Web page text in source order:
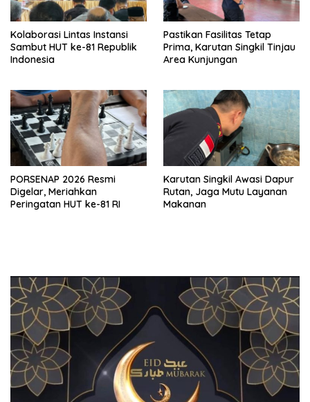
Kolaborasi Lintas Instansi
Sambut HUT ke-81 Republik
Indonesia
Pastikan Fasilitas Tetap
Prima, Karutan Singkil Tinjau
Area Kunjungan
PORSENAP 2026 Resmi
Digelar, Meriahkan
Peringatan HUT ke-81 RI
Karutan Singkil Awasi Dapur
Rutan, Jaga Mutu Layanan
Makanan